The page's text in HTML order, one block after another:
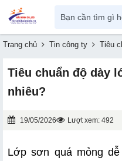
Trang chủ Tin công ty Tiêu
Tiêu chuẩn độ dày
nhiêu?
19/05/2026 Lượt xem: 492
Lớp sơn quá mỏng